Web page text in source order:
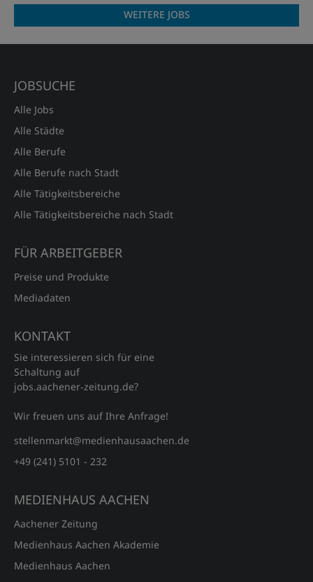
WEITERE JOBS
JOBSUCHE
Alle Jobs
Alle Städte
Alle Berufe
Alle Berufe nach Stadt
Alle Tätigkeitsbereiche
Alle Tätigkeitsbereiche nach Stadt
FÜR ARBEITGEBER
Preise und Produkte
Mediadaten
KONTAKT
Sie interessieren sich für eine
Schaltung auf
jobs.aachener‑zeitung.de?
Wir freuen uns auf Ihre Anfrage!
stellenmarkt@medienhausaachen.de
+49 (241) 5101 - 232
MEDIENHAUS AACHEN
Aachener Zeitung
Medienhaus Aachen Akademie
Medienhaus Aachen